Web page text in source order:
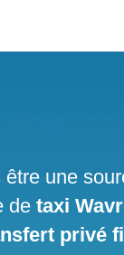
être une
de taxi
privé